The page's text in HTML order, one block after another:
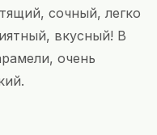
сочный, легко
вкусный! В
очень